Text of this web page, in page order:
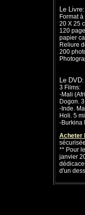
Le Livre:
Format
20 X 25
120
papier
Reliure
200
Le DVD:
3 Films:
-Mali
Dogon.
-Inde.
Holi. 5
-Burkina
Acheter
** Pour
janvier
d'un